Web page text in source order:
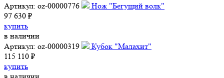
Артикул: oz-00000776
Нож "Бегущий волк"
97 630 ₽
купить
в наличии
Артикул: oz-00000319
Кубок "Малахит"
115 110 ₽
купить
в наличии